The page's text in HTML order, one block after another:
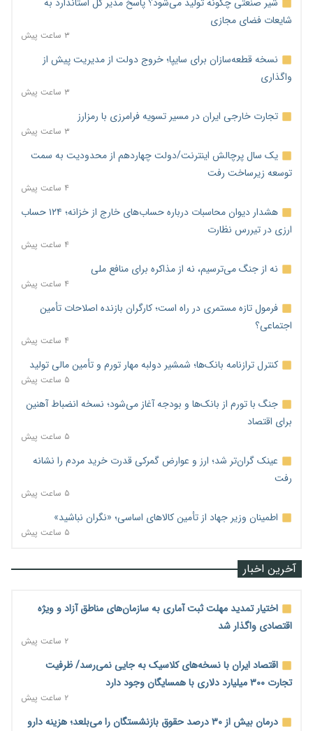
شایعات فضای مجازی
۳ ساعت پیش
نسخه قطعه‌سازان برای سایپا؛ خروج دولت از مدیریت پیش از
واگذاری
۳ ساعت پیش
تجارت خارجی ایران در مسیر تسویه فرامرزی با رمزارز
۳ ساعت پیش
یک سال پرچالش اینترنت/دولت چهاردهم از محدودیت به سمت
توسعه زیرساخت رفت
۴ ساعت پیش
هشدار دیوان محاسبات درباره حساب‌های خارج از خزانه؛ ۱۲۴ حساب
ارزی در تیررس نظارت
۴ ساعت پیش
نه از جنگ می‌ترسیم، نه از مذاکره برای منافع ملی
۴ ساعت پیش
فرمول تازه مستمری در راه است؛ کارگران بازنده اصلاحات تأمین
اجتماعی؟
۴ ساعت پیش
کنترل ترازنامه بانک‌ها؛ شمشیر دولبه مهار تورم و تأمین مالی تولید
۵ ساعت پیش
جنگ با تورم از بانک‌ها و بودجه آغاز می‌شود؛ نسخه انضباط آهنین
برای اقتصاد
۵ ساعت پیش
عینک گران‌تر شد؛ ارز و عوارض گمرکی قدرت خرید مردم را نشانه
رفت
۵ ساعت پیش
اطمینان وزیر جهاد از تأمین کالاهای اساسی؛ «نگران نباشید»
۵ ساعت پیش
آخرین اخبار
اختیار تمدید مهلت ثبت آماری به سازمان‌های مناطق آزاد و ویژه
اقتصادی واگذار شد
۲ ساعت پیش
اقتصاد ایران با نسخه‌های کلاسیک به جایی نمی‌رسد/ ظرفیت
تجارت ۳۰۰ میلیارد دلاری با همسایگان وجود دارد
۲ ساعت پیش
درمان بیش از ۳۰ درصد حقوق بازنشستگان را می‌بلعد؛ هزینه دارو